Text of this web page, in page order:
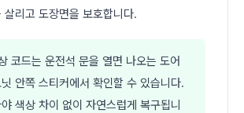
살리고 도장면을 보호합니다.
코드는 운전석 문을 열면 나오는 도어
안쪽 스티커에서 확인할 수 있습니다.
색상 차이 없이 자연스럽게 복구됩니